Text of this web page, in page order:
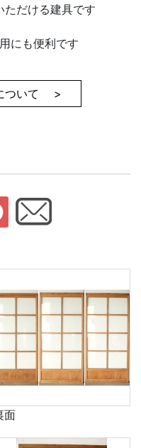
ただける建具です
にも便利です
ついて >
面